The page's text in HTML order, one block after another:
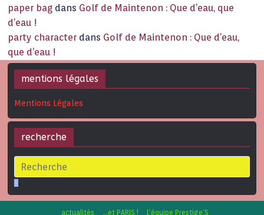
paper bag dans Golf de Maintenon : Que d’eau, que
d’eau !
party character dans Golf de Maintenon : Que d’eau,
que d’eau !
mentions légales
Mentions Légales
recherche
actualités …et PARIS ! L’équipe Prestige’S